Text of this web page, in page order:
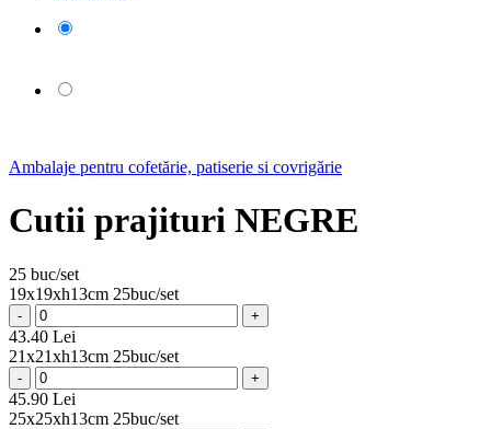
Ambalaje pentru cofetărie, patiserie si covrigărie
Cutii prajituri NEGRE
25 buc/set
19x19xh13cm 25buc/set
- +
43.40 Lei
21x21xh13cm 25buc/set
- +
45.90 Lei
25x25xh13cm 25buc/set